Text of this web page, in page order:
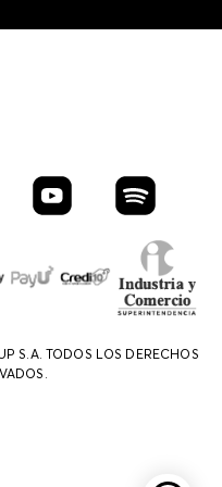
S.A. TODOS LOS DERECHOS